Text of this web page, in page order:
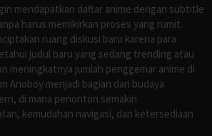
mendapatkan daftar anime dengan subtitle
harus memikirkan proses yang rumit.
ruang diskusi baru karena para
judul baru yang sedang trending atau
meningkatnya jumlah penggemar anime di
Anoboy menjadi bagian dari budaya
di mana penonton semakin
kemudahan navigasi, dan ketersediaan